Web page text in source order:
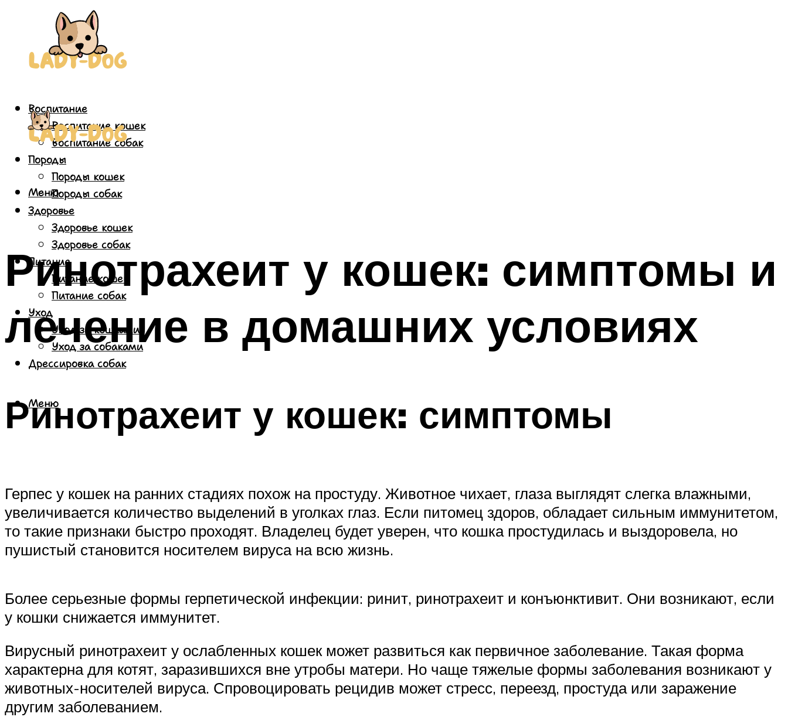
Воспитание
Воспитание кошек
Воспитание собак
Породы
Породы кошек
Породы собак
Здоровье
Здоровье кошек
Здоровье собак
Питание
Питание кошек
Питание собак
Уход
Уход за кошками
Уход за собаками
Дрессировка собак
Меню
Меню
Ринотрахеит у кошек: симптомы и
лечение в домашних условиях
Ринотрахеит у кошек: симптомы
Герпес у кошек на ранних стадиях похож на простуду. Животное чихает, глаза выглядят слегка влажными,
увеличивается количество выделений в уголках глаз. Если питомец здоров, обладает сильным иммунитетом,
то такие признаки быстро проходят. Владелец будет уверен, что кошка простудилась и выздоровела, но
пушистый становится носителем вируса на всю жизнь.
Более серьезные формы герпетической инфекции: ринит, ринотрахеит и конъюнктивит. Они возникают, если
у кошки снижается иммунитет.
Вирусный ринотрахеит у ослабленных кошек может развиться как первичное заболевание. Такая форма
характерна для котят, заразившихся вне утробы матери. Но чаще тяжелые формы заболевания возникают у
животных-носителей вируса. Спровоцировать рецидив может стресс, переезд, простуда или заражение
другим заболеванием.